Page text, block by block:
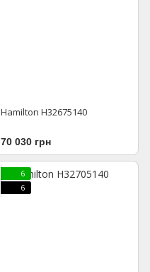
Hamilton H32675140
70 030 грн
6
6